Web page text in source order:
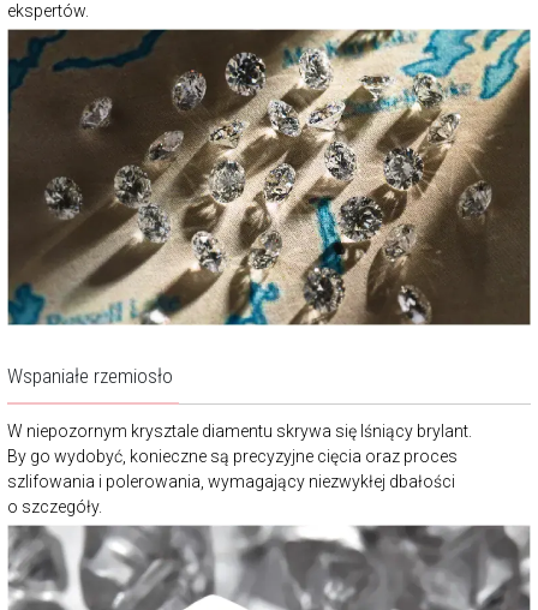
ekspertów.
Wspaniałe rzemiosło
W niepozornym krysztale diamentu skrywa się lśniący brylant.
By go wydobyć, konieczne są precyzyjne cięcia oraz proces
szlifowania i polerowania, wymagający niezwykłej dbałości
o szczegóły.